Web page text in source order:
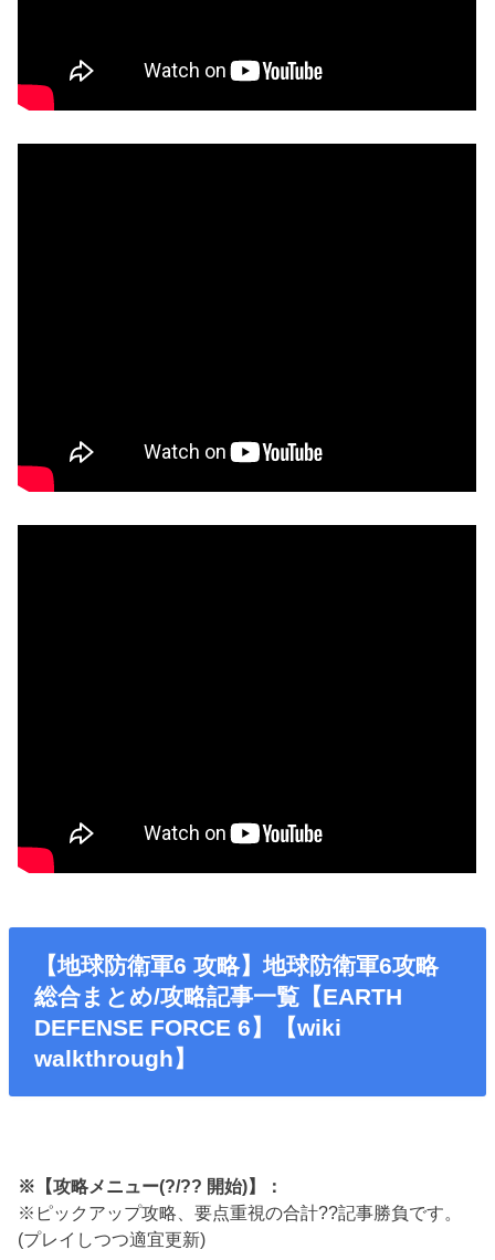
【地球防衛軍6 攻略】地球防衛軍6攻略
総合まとめ/攻略記事一覧【EARTH
DEFENSE FORCE 6】【wiki
walkthrough】
※【攻略メニュー(?/?? 開始)】：
※ピックアップ攻略、要点重視の合計??記事勝負です。
(プレイしつつ適宜更新)